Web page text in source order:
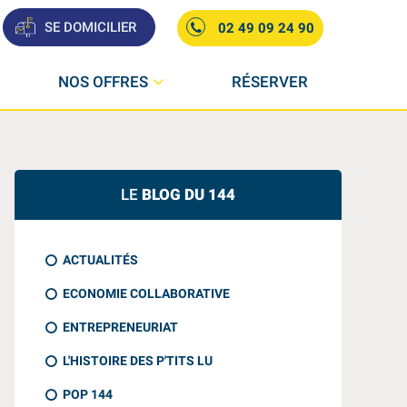
SE DOMICILIER 02 49 09 24 90
NOS OFFRES RÉSERVER
LE BLOG DU 144
ACTUALITÉS
ECONOMIE COLLABORATIVE
ENTREPRENEURIAT
L'HISTOIRE DES P'TITS LU
POP 144